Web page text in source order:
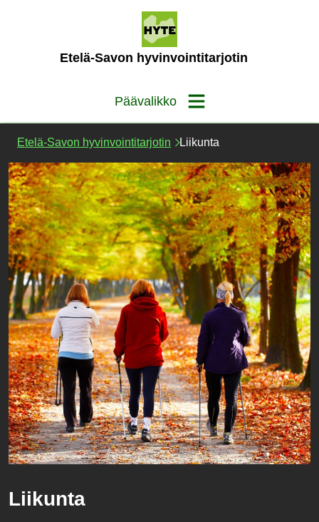
Etelä-Savon hyvinvointitarjotin
Päävalikko
Etelä-Savon hyvinvointitarjotin Liikunta
Liikunta